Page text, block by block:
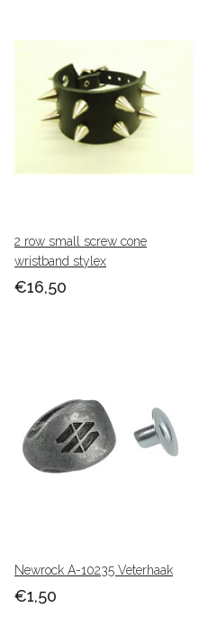
2 row small screw cone
wristband stylex
€16,50
Newrock A-10235 Veterhaak
€1,50